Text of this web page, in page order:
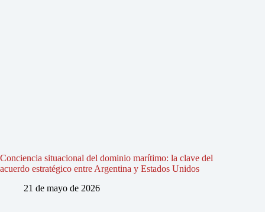
Conciencia situacional del dominio marítimo: la clave del
acuerdo estratégico entre Argentina y Estados Unidos
21 de mayo de 2026